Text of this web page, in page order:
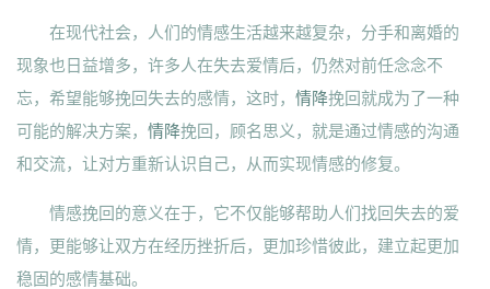
在现代社会，人们的情感生活越来越复杂，分手和离婚的
现象也日益增多，许多人在失去爱情后，仍然对前任念念不
忘，希望能够挽回失去的感情，这时， 情降挽回就成为了一种
可能的解决方案， 情降挽回，顾名思义，就是通过情感的沟通
和交流，让对方重新认识自己，从而实现情感的修复。
情感挽回的意义在于，它不仅能够帮助人们找回失去的爱
情，更能够让双方在经历挫折后，更加珍惜彼此，建立起更加
稳固的感情基础。